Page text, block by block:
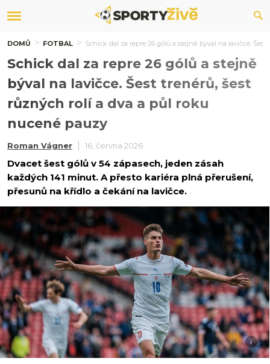
DOMŮ FOTBAL Schick dal za repre 26 gólů a stejně býval na lavičce.
Schick dal za repre 26 gólů a stejně
býval na lavičce. Šest trenérů, šest
různých rolí a dva a půl roku
nucené pauzy
Roman Vágner 16. června 2026
Dvacet šest gólů v 54 zápasech, jeden zásah
každých 141 minut. A přesto kariéra plná přerušení,
přesunů na křídlo a čekání na lavičce.
i